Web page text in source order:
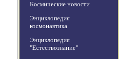
Космические новости
Энциклопедия
космонавтика
Энциклопедия
"Естествознание"